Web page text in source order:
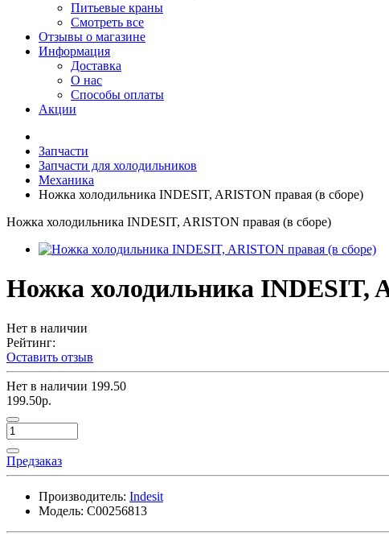
Питьевые краны
Смотреть все
Отзывы о магазине
Информация
Доставка
О нас
Способы оплаты
Акции
Запчасти
Запчасти для холодильников
Механика
Ножка холодильника INDESIT, ARISTON правая (в сборе)
Ножка холодильника INDESIT, ARISTON правая (в сборе)
Ножка холодильника INDESIT,
Нет в наличии
Рейтинг:
Оставить отзыв
Нет в наличии 199.50
199.50р.
Предзаказ
Производитель: Indesit
Модель: C00256813